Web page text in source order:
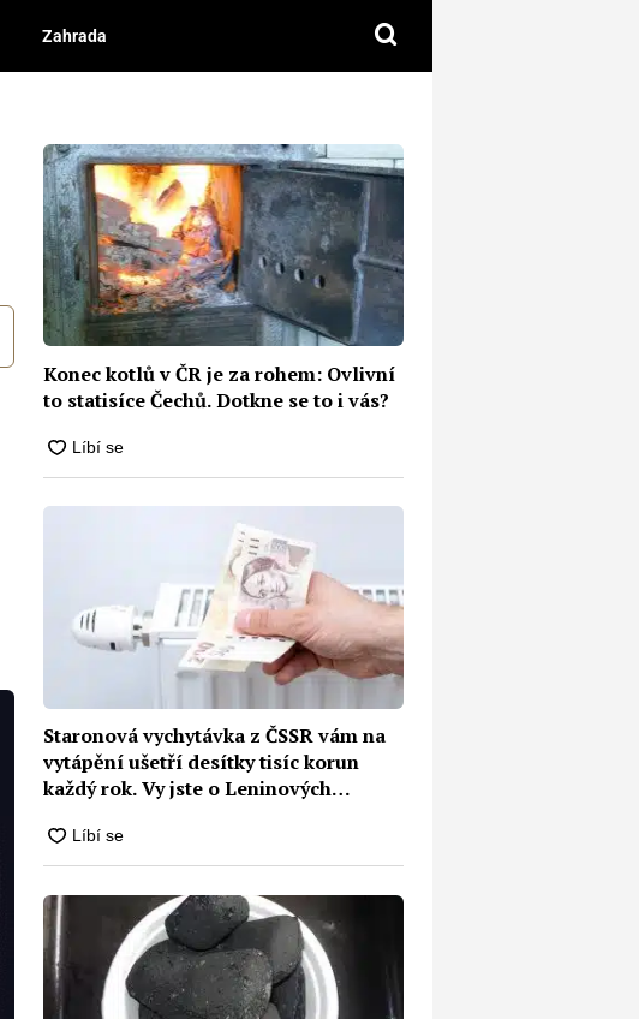
Zahrada
Konec kotlů v ČR je za rohem: Ovlivní
to statisíce Čechů. Dotkne se to i vás?
Staronová vychytávka z ČSSR vám na
vytápění ušetří desítky tisíc korun
každý rok. Vy jste o Leninových